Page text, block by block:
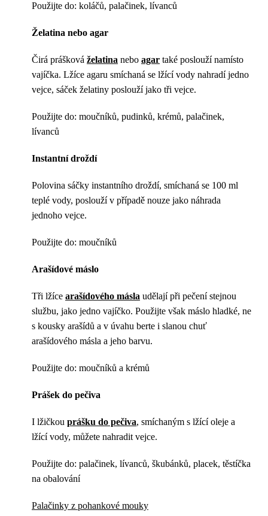
Použijte do: koláčů, palačinek, lívanců
Želatina nebo agar
Čirá prášková želatina nebo agar také poslouží namísto
vajíčka. Lžíce agaru smíchaná se lžící vody nahradí jedno
vejce, sáček želatiny poslouží jako tři vejce.
Použijte do: moučníků, pudinků, krémů, palačinek,
lívanců
Instantní droždí
Polovina sáčky instantního droždí, smíchaná se 100 ml
teplé vody, poslouží v případě nouze jako náhrada
jednoho vejce.
Použijte do: moučníků
Arašídové máslo
Tři lžíce arašídového másla udělají při pečení stejnou
službu, jako jedno vajíčko. Použijte však máslo hladké, ne
s kousky arašídů a v úvahu berte i slanou chuť
arašídového másla a jeho barvu.
Použijte do: moučníků a krémů
Prášek do pečiva
I lžičkou prášku do pečiva, smíchaným s lžící oleje a
lžící vody, můžete nahradit vejce.
Použijte do: palačinek, lívanců, škubánků, placek, těstíčka
na obalování
Palačinky z pohankové mouky